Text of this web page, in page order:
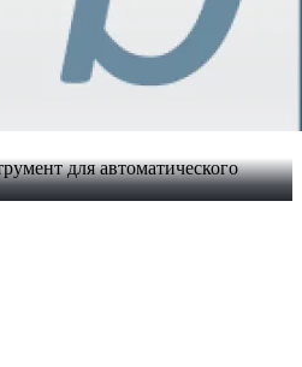
для автоматического